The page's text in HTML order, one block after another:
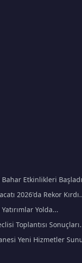
Etkinlikleri
2026'da Rekor
Yolda...
Toplantısı
Yeni Hizmetler